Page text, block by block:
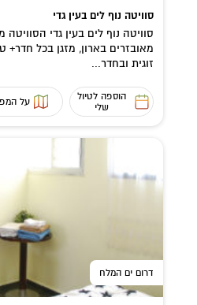
סוויטה נוף לים בעין גדי
סוויטה נוף לים בעין גדי
מאובזרים בארון, מזגן בכל חדר+
זוגית ובחדר...
הוספה לטיול
שלי
על
דרום ים המלח